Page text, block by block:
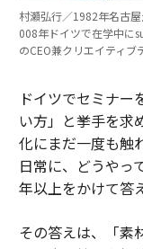
村瀬弘行／1982年名古
008年ドイツで在学中に
のCEO兼クリエイティブ
ドイツでセミナー
い方」と挙手を求
化にまだ一度も触
日常に、どうやっ
年以上をかけて答
その答えは、「素